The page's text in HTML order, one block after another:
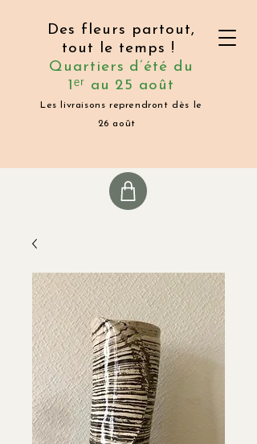
Des fleurs partout,
tout le temps !
Quartiers d’été du
1ᵉʳ au 25 août
Les livraisons reprendront dès le
26 août